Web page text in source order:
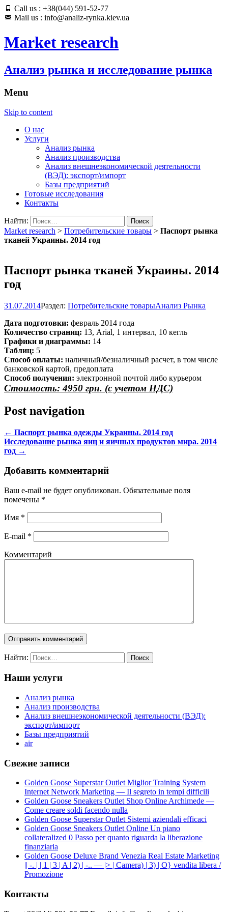
Call us : +38(044) 591-52-77
Mail us : info@analiz-rynka.kiev.ua
Market research
Анализ рынка и исследование рынка
Menu
Skip to content
О нас
Услуги
Анализ рынка
Анализ производства
Анализ внешнеэкономической деятельности
(ВЭД): экспорт/импорт
Базы предприятий
Готовые исследования
Контакты
Найти:
Market research > Потребительские товары > Паспорт рынка
тканей Украины. 2014 год
Паспорт рынка тканей Украины. 2014
год
31.07.2014Раздел: Потребительские товарыАнализ Рынка
Дата подготовки: февраль 2014 года
Количество страниц: 13, Arial, 1 интервал, 10 кегль
Графики и диаграммы: 14
Таблиц: 5
Способ оплаты: наличный/безналичный расчет, в том числе
банковской картой, предоплата
Способ получения: электронной почтой либо курьером
Стоимость: 4950 грн. (с учетом НДС)
Post navigation
← Паспорт рынка одежды Украины. 2014 год
Исследование рынка яиц и яичных продуктов мира. 2014
год →
Добавить комментарий
Ваш e-mail не будет опубликован. Обязательные поля
помечены *
Имя *
E-mail *
Комментарий
Найти:
Наши услуги
Анализ рынка
Анализ производства
Анализ внешнеэкономической деятельности (ВЭД):
экспорт/импорт
Базы предприятий
air
Свежие записи
Golden Goose Superstar Outlet Miglior Training System
Internet Network Marketing — Il segreto in tempi difficili
Golden Goose Sneakers Outlet Shop Online Archimede —
Come creare soldi facendo nulla
Golden Goose Superstar Outlet Sistemi aziendali efficaci
Golden Goose Sneakers Outlet Online Un piano
collateralized 0 Passo per quanto riguarda la liberazione
finanziaria
Golden Goose Deluxe Brand Venezia Real Estate Marketing
|| -. | | 1 | 3 | A | 2) | -.. — |> | Camera) | 3) | O} vendita libera /
Promozione
Контакты